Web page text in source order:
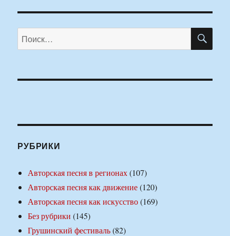
Искать:
РУБРИКИ
Авторская песня в регионах(107)
Авторская песня как движение(120)
Авторская песня как искусство(169)
Без рубрики (145)
Грушинский фестиваль(82)